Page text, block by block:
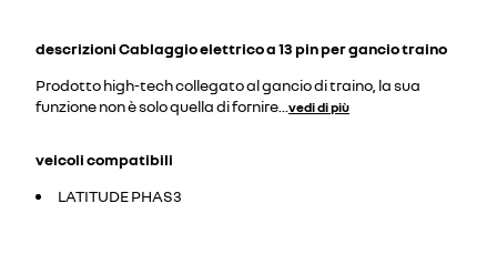
descrizioniCablaggio elettrico a 13 pin per gancio traino
Prodotto high-tech collegato al gancio di traino, la sua
funzione non è solo quella di fornire vedi di più
veicoli compatibili
LATITUDE PHAS3